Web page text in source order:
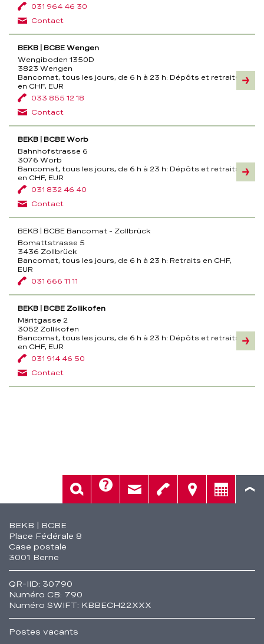
031 964 46 30
Contact
BEKB | BCBE Wengen
Wengiboden 1350D
3823 Wengen
Bancomat, tous les jours, de 6 h à 23 h: Dépôts et retraits
en CHF, EUR
033 855 12 18
Contact
BEKB | BCBE Worb
Bahnhofstrasse 6
3076 Worb
Bancomat, tous les jours, de 6 h à 23 h: Dépôts et retraits
en CHF, EUR
031 832 46 40
Contact
BEKB | BCBE Bancomat - Zollbrück
Bomattstrasse 5
3436 Zollbrück
Bancomat, tous les jours, de 6 h à 23 h: Retraits en CHF,
EUR
031 666 11 11
BEKB | BCBE Zollikofen
Märitgasse 2
3052 Zollikofen
Bancomat, tous les jours, de 6 h à 23 h: Dépôts et retraits
en CHF, EUR
031 914 46 50
Contact
Fusszeile
BEKB | BCBE
Place Fédérale 8
Case postale
3001 Berne
QR-IID: 30790
Numéro CB: 790
Numéro SWIFT: KBBECH22XXX
Postes vacants